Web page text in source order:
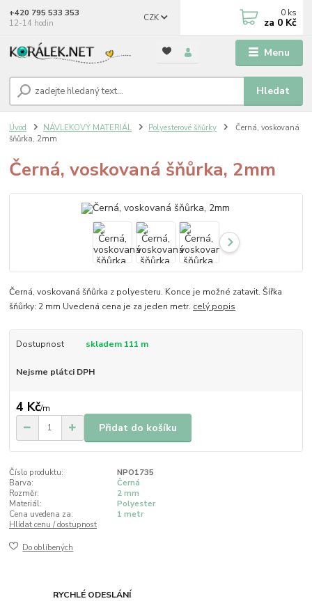
Menu
CZK
Hledat
+420 795 533 353
12-14 hodin
0 ks
za 0 Kč
Úvod NÁVLEKOVÝ MATERIÁL Polyesterové šňůrky
Černá, voskovaná
šňůrka, 2mm
Černá, voskovaná šňůrka, 2mm
Černá, voskovaná šňůrka z polyesteru. Konce je možné zatavit. Šířka
šňůrky: 2 mm Uvedená cena je za jeden metr. celý popis
Dostupnost skladem 111 m
Nejsme plátci DPH
4 Kč/m
Přidat do košíku
Číslo produktu:
NPO1735
Barva:
Černá
Rozměr:
2 mm
Materiál:
Polyester
Cena uvedena za:
1 metr
Hlídat cenu / dostupnost
Do oblíbených
RYCHLÉ ODESLÁNÍ